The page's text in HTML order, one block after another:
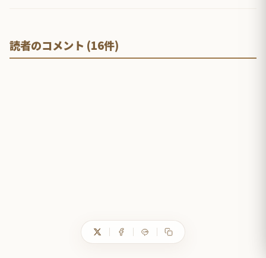
読者のコメント (16件)